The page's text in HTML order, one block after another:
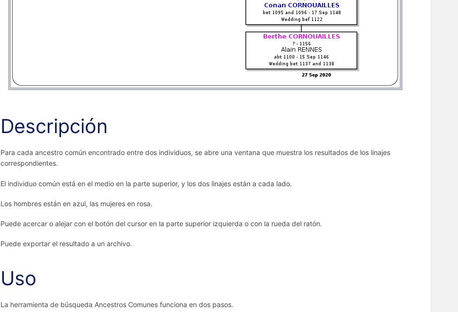
Descripción
Para cada ancestro común encontrado entre dos individuos, se abre una ventana que muestra los resultados de los linajes
correspondientes.
El individuo común está en el medio en la parte superior, y los dos linajes están a cada lado.
Los hombres están en azul, las mujeres en rosa.
Puede acercar o alejar con el botón del cursor en la parte superior izquierda o con la rueda del ratón.
Puede exportar el resultado a un archivo.
Uso
La herramienta de búsqueda Ancestros Comunes funciona en dos pasos.